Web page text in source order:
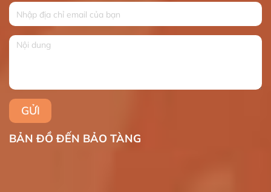
BẢN ĐỒ ĐẾN BẢO TÀNG